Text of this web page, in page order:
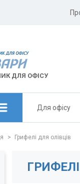
ДЛЯ ОФІСУ
Для офісу
> Грифелі для олівців